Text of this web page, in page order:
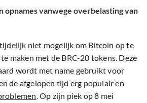
opnames vanwege overbelasting van
niet mogelijk om Bitcoin op te
maken met de BRC-20 tokens. Deze
wordt met name gebruikt voor
de afgelopen tijd erg populair en
. Op zijn piek op 8 mei